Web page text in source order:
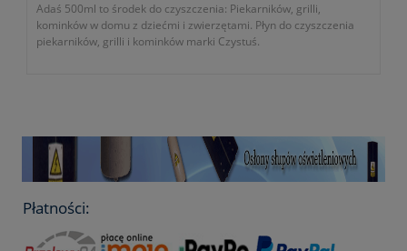
Adaś 500ml to środek do czyszczenia: Piekarników, grilli,
kominków w domu z dziećmi i zwierzętami. Płyn do czyszczenia
piekarników, grilli i kominków marki Czystuś.
Płatności: